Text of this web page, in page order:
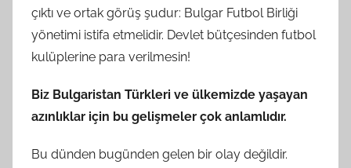
çıktı ve ortak görüş şudur: Bulgar Futbol Birliği
yönetimi istifa etmelidir. Devlet bütçesinden futbol
kulüplerine para verilmesin!
Biz Bulgaristan Türkleri ve ülkemizde yaşayan
azınlıklar için bu gelişmeler çok anlamlıdır.
Bu dünden bugünden gelen bir olay değildir.